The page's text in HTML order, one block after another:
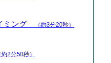
ミング （約3分20秒）
約2分50秒）